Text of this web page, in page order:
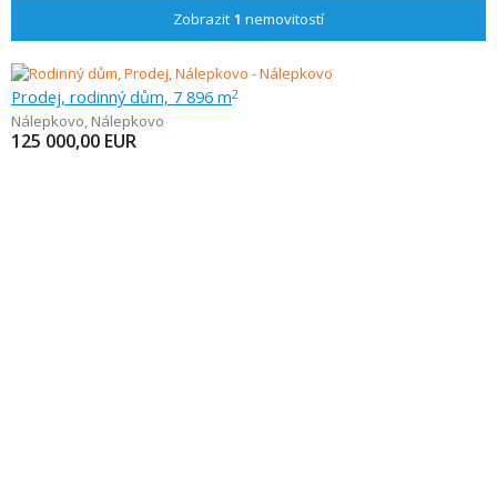
Zobrazit 1 nemovitostí
Prodej, rodinný dům, 7 896 m2
Nálepkovo, Nálepkovo
125 000,00 EUR